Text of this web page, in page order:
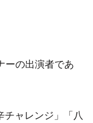
ーの出演者であ
チャレンジ」「八